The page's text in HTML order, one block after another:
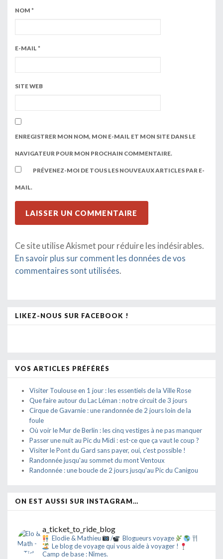
NOM *
E-MAIL *
SITE WEB
ENREGISTRER MON NOM, MON E-MAIL ET MON SITE DANS LE
NAVIGATEUR POUR MON PROCHAIN COMMENTAIRE.
PRÉVENEZ-MOI DE TOUS LES NOUVEAUX ARTICLES PAR E-
MAIL.
Ce site utilise Akismet pour réduire les indésirables.
En savoir plus sur comment les données de vos
commentaires sont utilisées.
LIKEZ-NOUS SUR FACEBOOK !
VOS ARTICLES PRÉFÉRÉS
Visiter Toulouse en 1 jour : les essentiels de la Ville Rose
Que faire autour du Lac Léman : notre circuit de 3 jours
Cirque de Gavarnie : une randonnée de 2 jours loin de la
foule
Où voir le Mur de Berlin : les cinq vestiges à ne pas manquer
Passer une nuit au Pic du Midi : est-ce que ça vaut le coup ?
Visiter le Pont du Gard sans payer, oui, c'est possible !
Randonnée jusqu'au sommet du mont Ventoux
Randonnée : une boucle de 2 jours jusqu'au Pic du Canigou
ON EST AUSSI SUR INSTAGRAM…
a_ticket_to_ride_blog
Elodie & Mathieu /
Blogueurs voyage
Le blog de voyage qui vous aide à voyager !
Camp de base : Nîmes.